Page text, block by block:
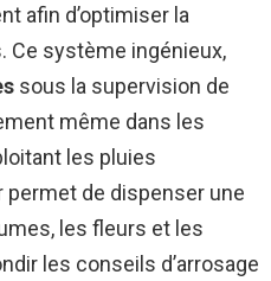
afin d’optimiser la
Ce système ingénieux,
sous la supervision de
même dans les
les pluies
permet de dispenser une
les fleurs et les
les conseils d’arrosage